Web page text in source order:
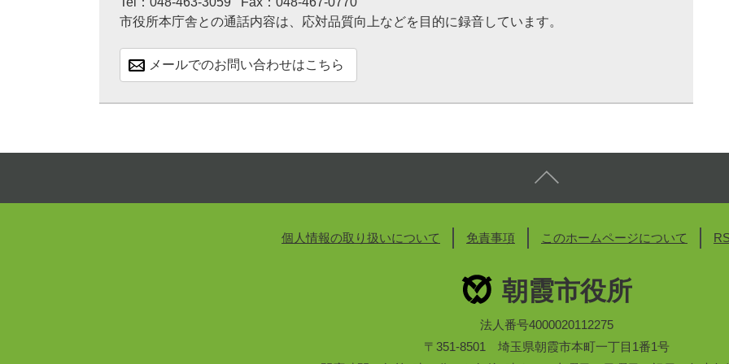
市役所本庁舎との通話内容は、応対品質向上などを目的に録音しています。
メールでのお問い合わせはこちら
個人情報の取り扱いについて 免責事項 このホームページについて
朝霞市役所
法人番号4000020112275
〒351-8501 埼玉県朝霞市本町一丁目1番1号